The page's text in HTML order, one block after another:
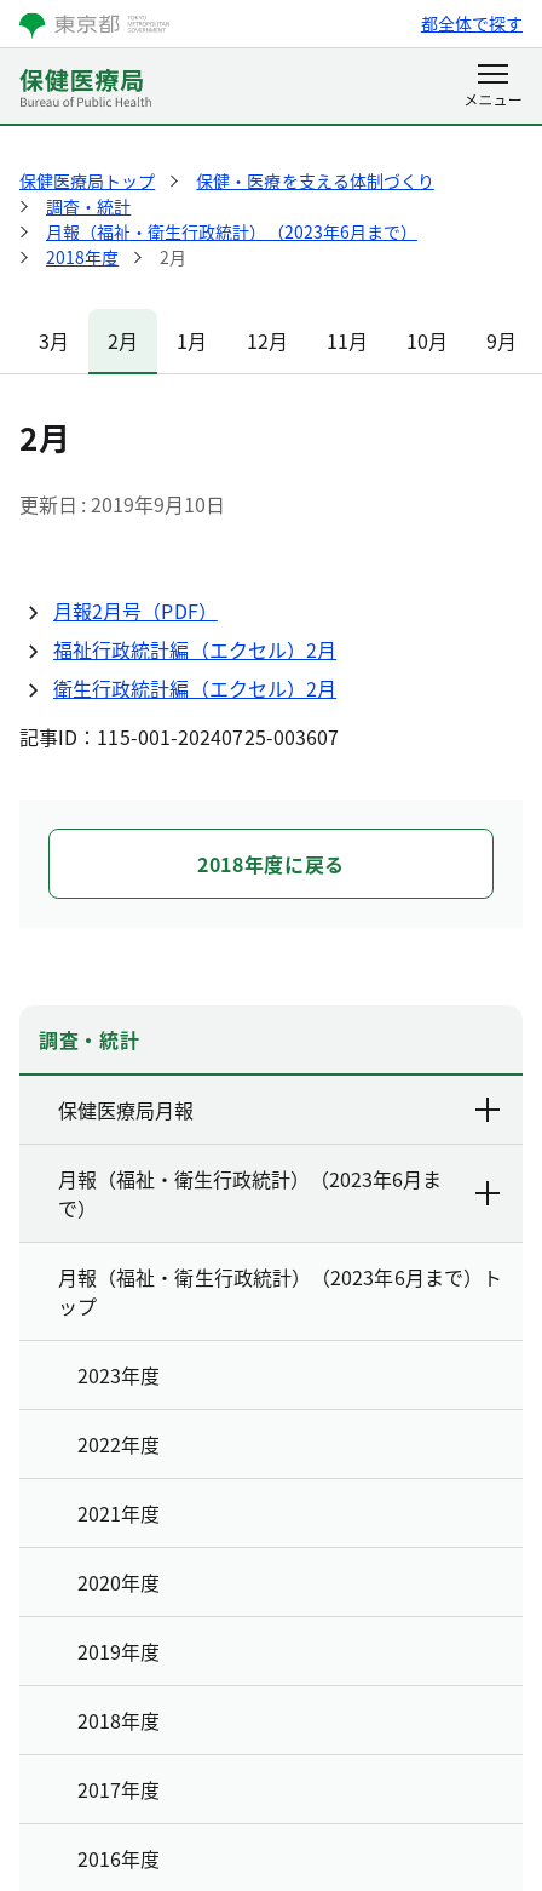
都全体で探す
保健医療局トップ
保健・医療を支える体制づくり
調査・統計
月報（福祉・衛生行政統計）（2023年6月まで）
2018年度
2月
3月 2月 1月 12月 11月 10月 9月
2月
更新日 2019年9月10日
月報2月号（PDF）
福祉行政統計編（エクセル）2月
衛生行政統計編（エクセル）2月
記事ID：115-001-20240725-003607
2018年度に戻る
調査・統計
保健医療局月報
月報（福祉・衛生行政統計）（2023年6月ま
で）
月報（福祉・衛生行政統計）（2023年6月まで）ト
ップ
2023年度
2022年度
2021年度
2020年度
2019年度
2018年度
2017年度
2016年度